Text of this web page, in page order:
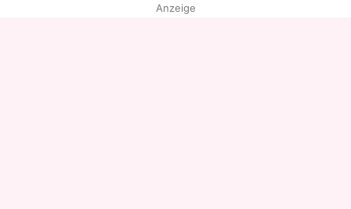
Anzeige